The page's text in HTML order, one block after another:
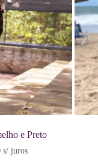
e Preto
s/ juros